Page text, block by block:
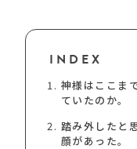
INDEX
神様はここま
ていたのか。
踏み外したと
顔があった。